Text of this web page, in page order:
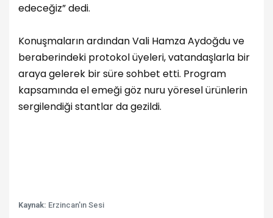
edeceğiz” dedi.
Konuşmaların ardından Vali Hamza Aydoğdu ve
beraberindeki protokol üyeleri, vatandaşlarla bir
araya gelerek bir süre sohbet etti. Program
kapsamında el emeği göz nuru yöresel ürünlerin
sergilendiği stantlar da gezildi.
Kaynak: Erzincan'ın Sesi